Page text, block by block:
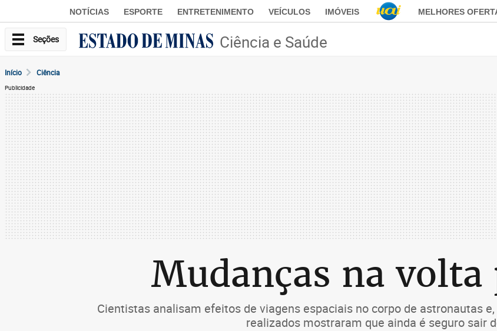
NOTÍCIAS ESPORTE ENTRETENIMENTO VEÍCULOS IMÓVEIS MELHORES
Seções Ciência e Saúde
Início Ciência
Publicidade
Mudanças na volta
Cientistas analisam efeitos de viagens espaciais no corpo de astronautas
realizados mostraram que ainda é seguro sair